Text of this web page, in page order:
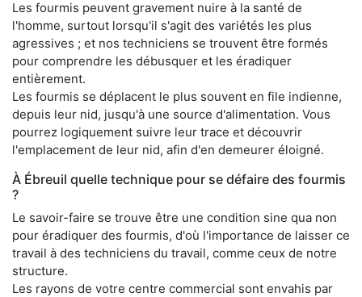
Les fourmis peuvent gravement nuire à la santé de
l'homme, surtout lorsqu'il s'agit des variétés les plus
agressives ; et nos techniciens se trouvent être formés
pour comprendre les débusquer et les éradiquer
entièrement.
Les fourmis se déplacent le plus souvent en file indienne,
depuis leur nid, jusqu'à une source d'alimentation. Vous
pourrez logiquement suivre leur trace et découvrir
l'emplacement de leur nid, afin d'en demeurer éloigné.
À Ébreuil quelle technique pour se défaire des fourmis
?
Le savoir-faire se trouve être une condition sine qua non
pour éradiquer des fourmis, d'où l'importance de laisser ce
travail à des techniciens du travail, comme ceux de notre
structure.
Les rayons de votre centre commercial sont envahis par